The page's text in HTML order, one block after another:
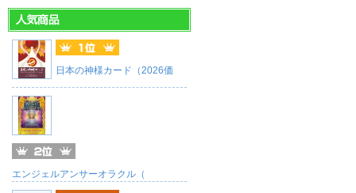
日本の神様カード（2026価
エンジェルアンサーオラクル（